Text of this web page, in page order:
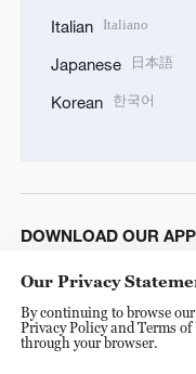
Italian Italiano
Japanese 日本語
Korean 한국어
DOWNLOAD OUR APP
Our Privacy
By continuing to browse our
Privacy Policy and Terms
through your browser.